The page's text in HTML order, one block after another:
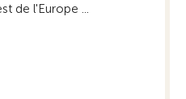
de l'Europe ...